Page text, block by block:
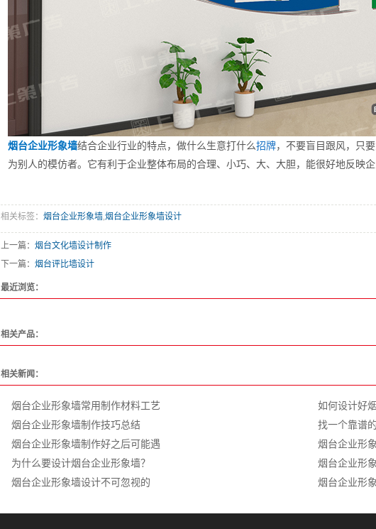
烟台企业形象墙结合企业行业的特点，做什么生意打什么招牌，不要盲目跟风，只
为别人的模仿者。它有利于企业整体布局的合理、小巧、大、大胆，能很好地反映
相关标签： 烟台企业形象墙,烟台企业形象墙设计
上一篇： 烟台文化墙设计制作
下一篇： 烟台评比墙设计
最近浏览：
相关产品：
相关新闻：
烟台企业形象墙常用制作材料工艺
如何设计好
烟台企业形象墙制作技巧总结
找一个靠谱
烟台企业形象墙制作好之后可能遇
烟台企业形
为什么要设计烟台企业形象墙？
烟台企业形
烟台企业形象墙设计不可忽视的
烟台企业形